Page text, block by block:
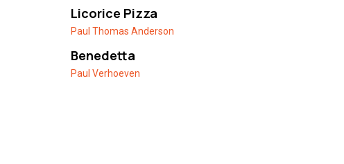
Licorice Pizza
Paul Thomas Anderson
Benedetta
Paul Verhoeven